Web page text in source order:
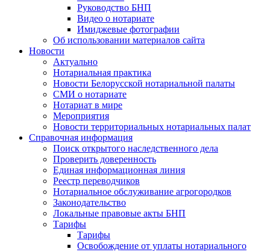
Руководство БНП
Видео о нотариате
Имиджевые фотографии
Об использовании материалов сайта
Новости
Актуально
Нотариальная практика
Новости Белорусской нотариальной палаты
СМИ о нотариате
Нотариат в мире
Мероприятия
Новости территориальных нотариальных палат
Справочная информация
Поиск открытого наследственного дела
Проверить доверенность
Единая информационная линия
Реестр переводчиков
Нотариальное обслуживание агрогородков
Законодательство
Локальные правовые акты БНП
Тарифы
Тарифы
Освобождение от уплаты нотариального